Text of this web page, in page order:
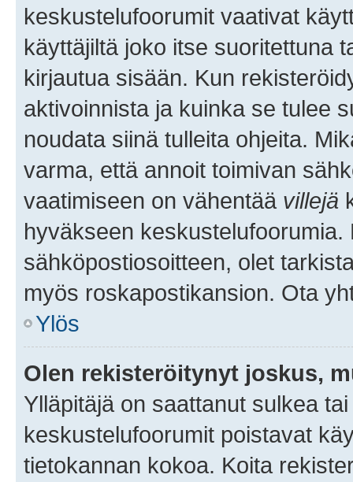
keskustelufoorumit vaativat
käyttäjiltä joko itse suoritettuna
kirjautua sisään. Kun
aktivoinnista ja kuinka se tulee
noudata siinä tulleita ohjeita.
varma, että annoit toimivan
vaatimiseen on vähentää villejä
hyväkseen
sähköpostiosoitteen, olet
myös roskapostikansion. Ota
Ylös
Olen rekisteröitynyt joskus,
Ylläpitäjä on saattanut sulkea
keskustelufoorumit poistavat
tietokannan kokoa. Koita